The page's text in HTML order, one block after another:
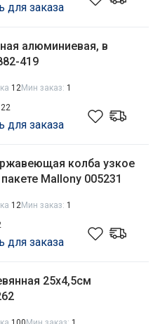
для заказа
алюминиевая, в
419
12Мин заказ: 1
для заказа
Mallony 005231
12Мин заказ: 1
для заказа
25х4,5см